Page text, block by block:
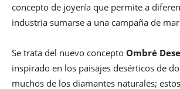
concepto de joyería que permite a
industria sumarse a una campaña de
Se trata del nuevo concepto Ombré
inspirado en los paisajes desérticos de
muchos de los diamantes naturales;